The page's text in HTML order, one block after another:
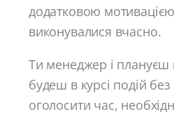
додатковою
виконувалися вчасно.
Ти менеджер і плануєш
будеш в курсі подій
оголосити час,